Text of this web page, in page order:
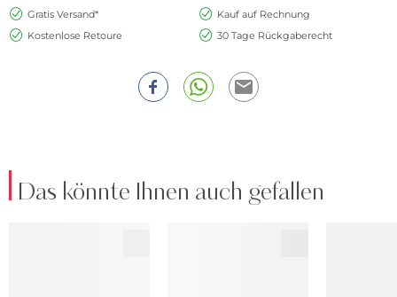
Gratis Versand*
Kauf auf Rechnung
Kostenlose Retoure
30 Tage Rückgaberecht
Das könnte Ihnen auch gefallen